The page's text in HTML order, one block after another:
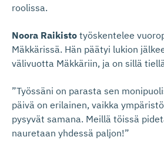
roolissa.
Noora Raikisto työskentelee
Mäkkärissä. Hän päätyi lukion
välivuotta Mäkkäriin, ja on sillä
”Työssäni on parasta sen
päivä on erilainen, vaikka
pysyvät samana. Meillä töissä
nauretaan yhdessä paljon!”